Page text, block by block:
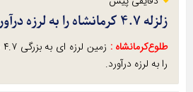
زلزله ۴.۷ کرمانشاه را به لرزه درآورد
طلوع‌‌کرمانشاه :
را به لرزه درآورد.